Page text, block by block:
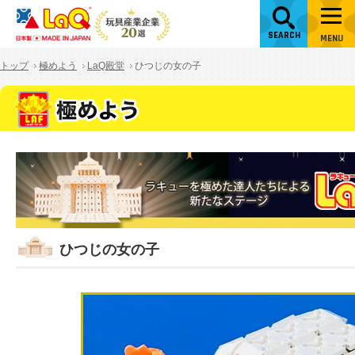
SEARCH MENU
トップ 極めよう LaQ殿堂 ひつじの女の子
ひつじの女の子